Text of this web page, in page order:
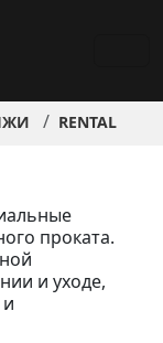
RENTAL
проката.
и уходе,